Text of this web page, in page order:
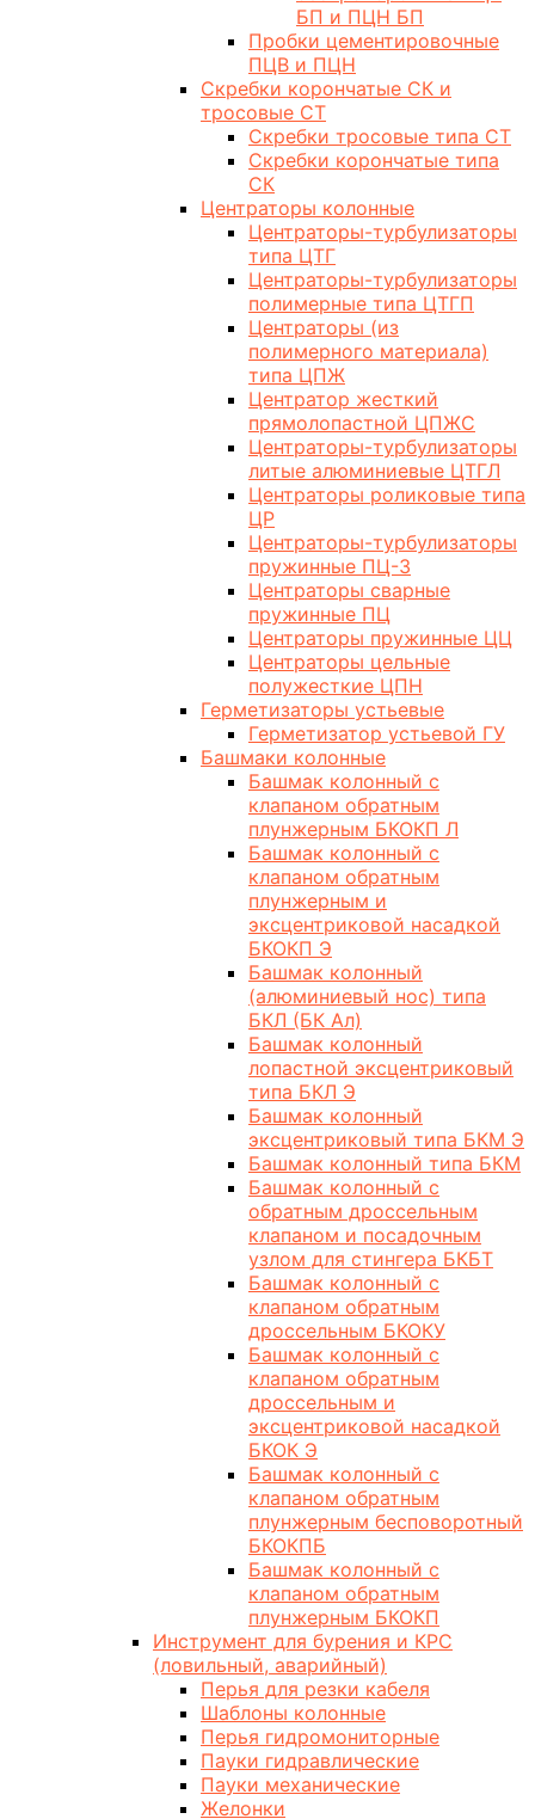
БП и ПЦН БП
Пробки цементировочные
ПЦВ и ПЦН
Скребки корончатые СК и
тросовые СТ
Скребки тросовые типа СТ
Скребки корончатые типа
СК
Центраторы колонные
Центраторы-турбулизаторы
типа ЦТГ
Центраторы-турбулизаторы
полимерные типа ЦТГП
Центраторы (из
полимерного материала)
типа ЦПЖ
Центратор жесткий
прямолопастной ЦПЖС
Центраторы-турбулизаторы
литые алюминиевые ЦТГЛ
Центраторы роликовые типа
ЦР
Центраторы-турбулизаторы
пружинные ПЦ-3
Центраторы сварные
пружинные ПЦ
Центраторы пружинные ЦЦ
Центраторы цельные
полужесткие ЦПН
Герметизаторы устьевые
Герметизатор устьевой ГУ
Башмаки колонные
Башмак колонный с
клапаном обратным
плунжерным БКОКП Л
Башмак колонный с
клапаном обратным
плунжерным и
эксцентриковой насадкой
БКОКП Э
Башмак колонный
(алюминиевый нос) типа
БКЛ (БК Ал)
Башмак колонный
лопастной эксцентриковый
типа БКЛ Э
Башмак колонный
эксцентриковый типа БКМ Э
Башмак колонный типа БКМ
Башмак колонный с
обратным дроссельным
клапаном и посадочным
узлом для стингера БКБТ
Башмак колонный с
клапаном обратным
дроссельным БКОКУ
Башмак колонный с
клапаном обратным
дроссельным и
эксцентриковой насадкой
БКОК Э
Башмак колонный с
клапаном обратным
плунжерным бесповоротный
БКОКПБ
Башмак колонный с
клапаном обратным
плунжерным БКОКП
Инструмент для бурения и КРС
(ловильный, аварийный)
Перья для резки кабеля
Шаблоны колонные
Перья гидромониторные
Пауки гидравлические
Пауки механические
Желонки